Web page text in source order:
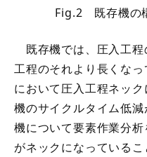
Fig.2 既存機の
既存機では、圧入工程
工程のそれより長くな
において圧入工程ネッ
機のサイクルタイム低
機について要素作業分
がネックになっている